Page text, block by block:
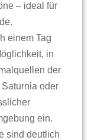
– ideal für
einem Tag
in
der
oder
ein.
sind deutlich